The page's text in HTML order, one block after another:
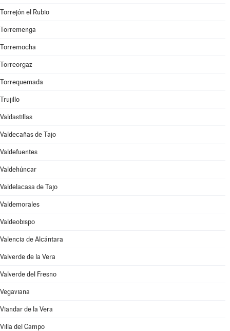
Torrejón el Rubio
Torremenga
Torremocha
Torreorgaz
Torrequemada
Trujillo
Valdastillas
Valdecañas de Tajo
Valdefuentes
Valdehúncar
Valdelacasa de Tajo
Valdemorales
Valdeobispo
Valencia de Alcántara
Valverde de la Vera
Valverde del Fresno
Vegaviana
Viandar de la Vera
Villa del Campo